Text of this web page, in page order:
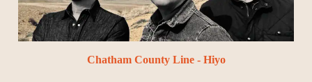
Chatham County Line - Hiyo